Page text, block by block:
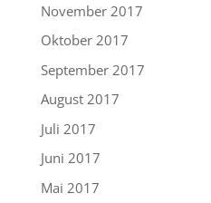
November 2017
Oktober 2017
September 2017
August 2017
Juli 2017
Juni 2017
Mai 2017